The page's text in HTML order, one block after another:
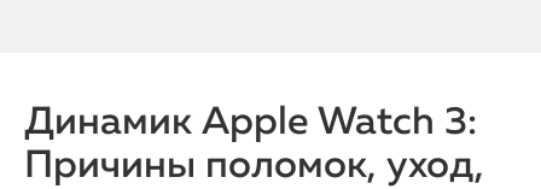
Динамик Apple Watch 3:
Причины поломок, уход,